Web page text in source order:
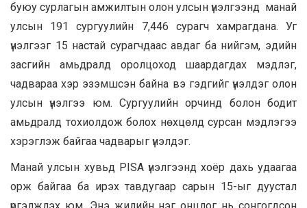
буюу сурлагын амжилтын олон улсын үнэлгээнд манай
улсын 191 сургуулийн 7,446 сурагч хамрагдана. Уг
үнэлгээг 15 настай сурагчдаас авдаг ба нийгэм, эдийн
засгийн амьдралд оролцоход шаардагдах мэдлэг,
чадвараа хэр эзэмшсэн байна вэ гэдгийг үнэлдэг олон
улсын үнэлгээ юм. Сургуулийн орчинд болон бодит
амьдралд тохиолдож болох нөхцөлд сурсан мэдлэгээ
хэрэглэж байгаа чадварыг үнэлдэг.
Манай улсын хувьд PISA үнэлгээнд хоёр дахь удаагаа
орж байгаа ба ирэх тавдугаар сарын 15-ыг дуустал